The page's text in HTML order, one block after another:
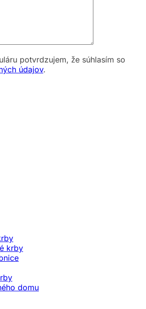
potvrdzujem, že súhlasím so
údajov.
krby
domu